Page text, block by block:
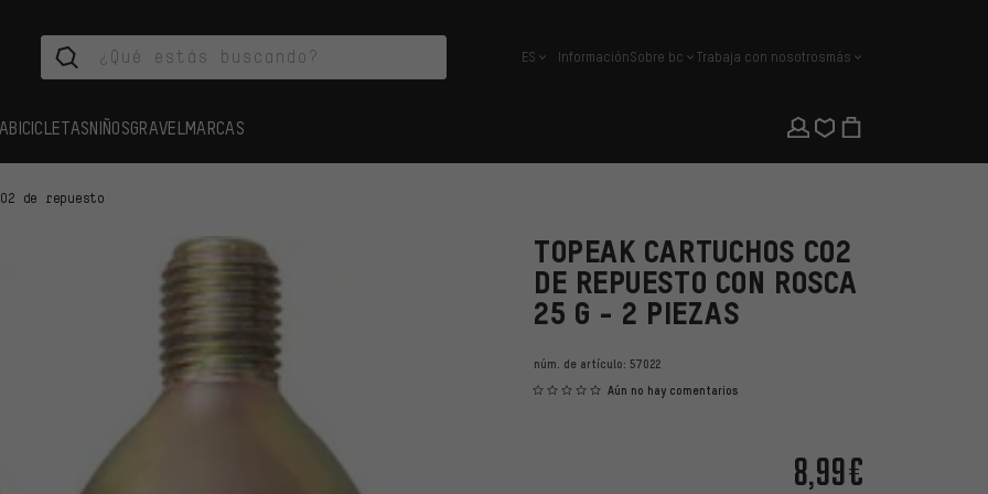
español
ES InformaciónSobre bc Trabaja con nosotrosmás
BICICLETASNIÑOSGRAVEL MARCAS
de repuesto
TOPEAK CARTUCHOS CO2
DE REPUESTO CON ROSCA
25 G - 2 PIEZAS
núm. de artículo: 57022
Aún no hay comentarios
8,99€